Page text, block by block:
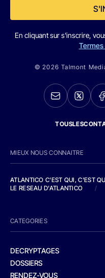
En cliquant sur s'inscrire,
© 2026 Talmont
MIEUX NOUS CONNAITRE
ATLANTICO C'EST QUI, C'EST
LE RESEAU D'ATLANTICO
/
CATEGORIES
DECRYPTAGES
DOSSIERS
RENDEZ-VOUS